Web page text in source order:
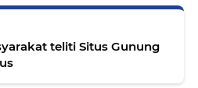
teliti Situs Gunung